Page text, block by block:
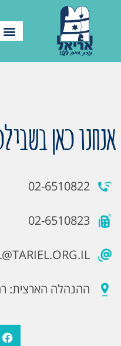
אנחנו כאן
02-6510822
02-6510823
ההנהלה הארצית: רחוב הבושם